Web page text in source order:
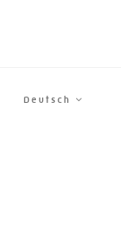
Deutsch